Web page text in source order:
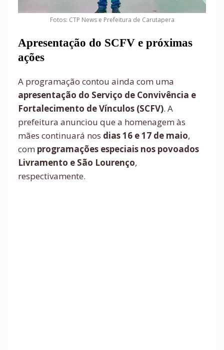
Fotos: CTP News e Prefeitura de Carutapera
Apresentação do SCFV e próximas
ações
A programação contou ainda com uma
apresentação do Serviço de Convivência e
Fortalecimento de Vínculos (SCFV). A
prefeitura anunciou que a homenagem às
mães continuará nos dias 16 e 17 de maio,
com programações especiais nos povoados
Livramento e São Lourenço,
respectivamente.